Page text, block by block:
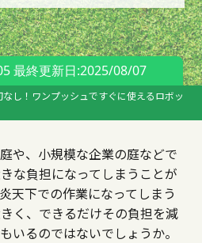
最終更新日:2025/08/07
し！ワンプッシュですぐに使えるロボッ
や、小規模な企業の庭などで
な負担になってしまうことが
天下での作業になってしまう
く、できるだけその負担を減
いるのではないでしょうか。